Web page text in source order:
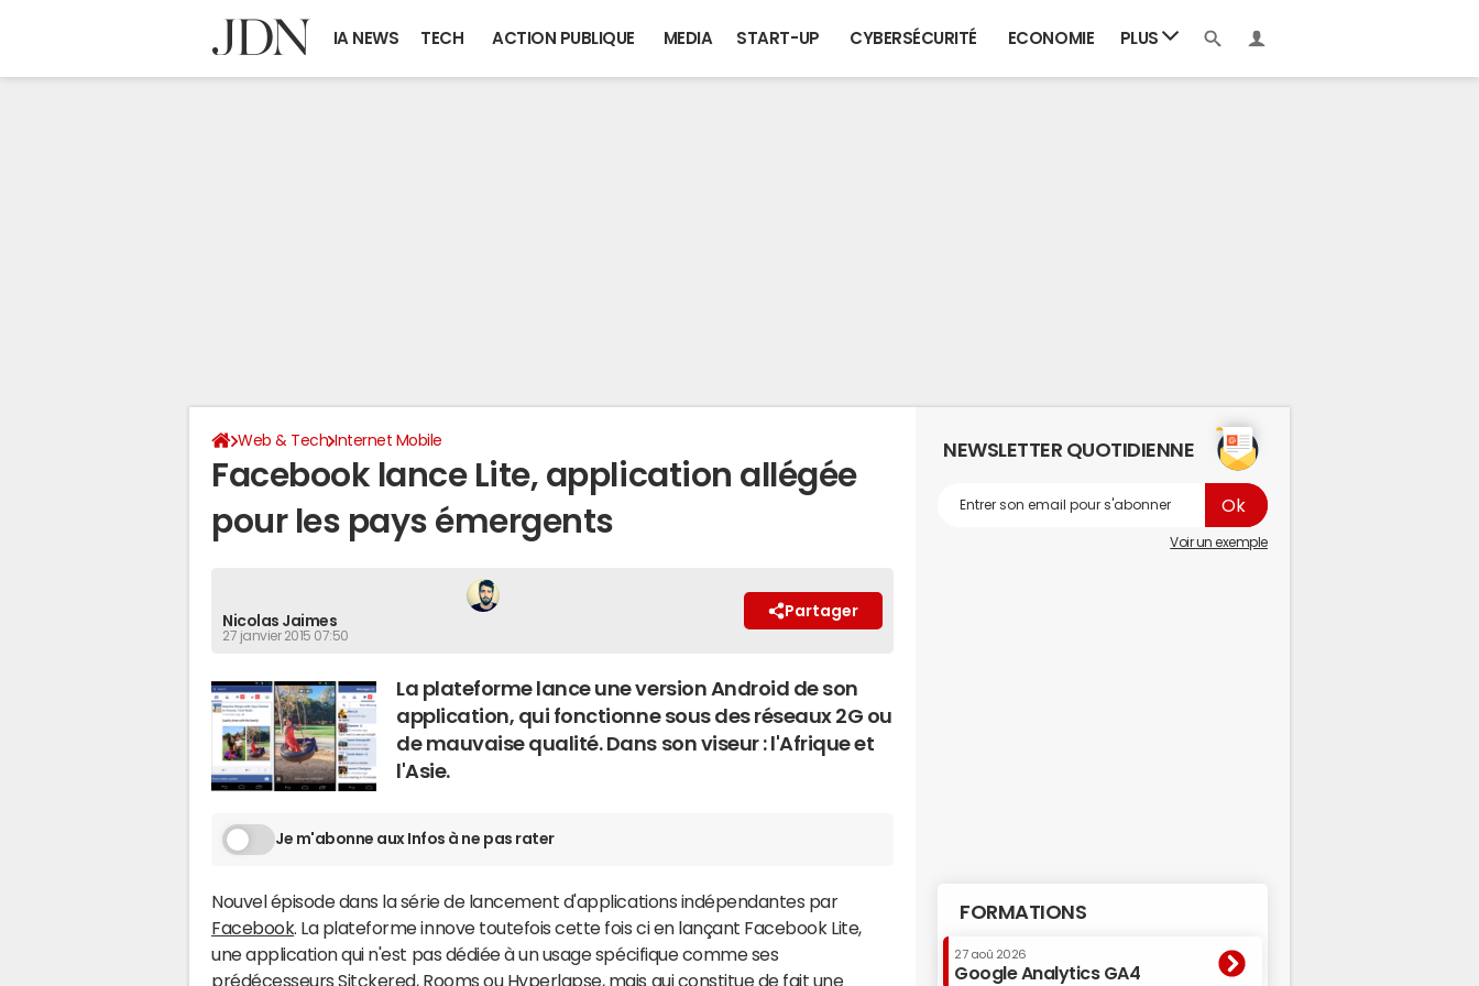
IA NEWS TECH ACTION PUBLIQUE MEDIA START-UP CYBERSÉCURITÉ ECONOMIE PLUS
Web & Tech Internet Mobile
Facebook lance Lite, application allégée
pour les pays émergents
Nicolas Jaimes
27 janvier 2015 07:50
Partager
La plateforme lance une version Android de son
application, qui fonctionne sous des réseaux 2G ou
de mauvaise qualité. Dans son viseur : l'Afrique et
l'Asie.
Je m'abonne aux Infos à ne pas rater
Nouvel épisode dans la série de lancement d'applications indépendantes par
Facebook. La plateforme innove toutefois cette fois ci en lançant Facebook Lite,
une application qui n'est pas dédiée à un usage spécifique comme ses
prédécesseurs Sitckered, Rooms ou Hyperlapse, mais qui constitue de fait une
NEWSLETTER QUOTIDIENNE
Voir un exemple
FORMATIONS
27 aoû 2026
Google Analytics GA4